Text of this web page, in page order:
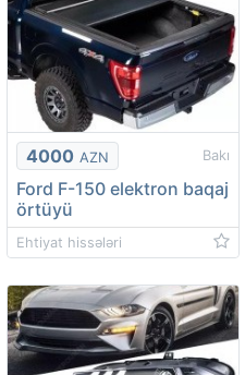
4000 AZN Bakı
Ford F-150 elektron baqaj
örtüyü
Ehtiyat hissələri